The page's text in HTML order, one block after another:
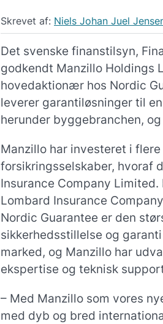
Skrevet af: Niels Johan Juel
Det svenske finanstilsyn,
godkendt Manzillo Holdings
hovedaktionær hos Nordic
leverer garantiløsninger til
herunder byggebranchen,
Manzillo har investeret i
forsikringsselskaber, hvoraf
Insurance Company
Lombard Insurance
Nordic Guarantee er den
sikkerhedsstillelse og
marked, og Manzillo har
ekspertise og teknisk
– Med Manzillo som vores
med dyb og bred